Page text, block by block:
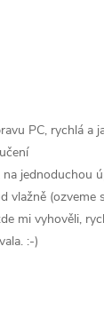
PC, rychlá a
jednoduchou
vlažně (ozveme
mi vyhověli,
:-)